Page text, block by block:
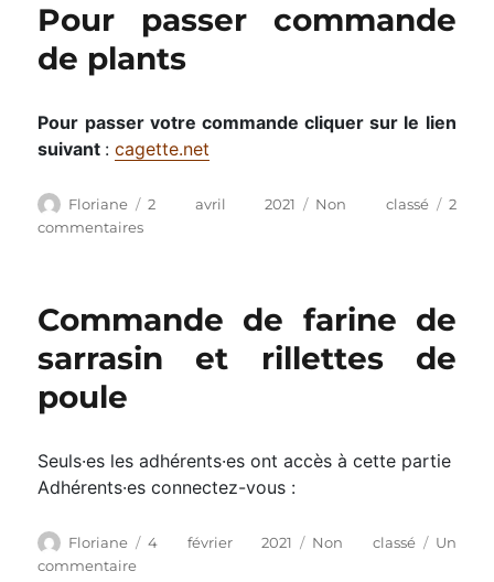
d’agneau
Pour passer commande
de plants
Pour passer votre commande cliquer sur le lien
suivant :cagette.net
Auteur
Floriane
Publié
2 avril 2021 Catégories
Non classé
2
commentairessur
de
Commande de farine de
sarrasin et rillettes de
poule
Seuls·es les adhérents·es ont accès à cette partie
Adhérents·es connectez-vous :
Auteur
Floriane
Publié
4 février 2021 Catégories
Non classé
Un
commentairesur